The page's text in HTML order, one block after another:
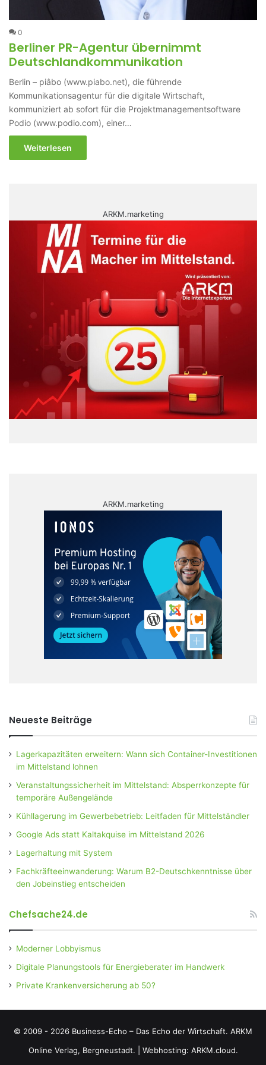
0
Berliner PR-Agentur übernimmt
Deutschlandkommunikation
Berlin – piâbo (www.piabo.net), die führende
Kommunikationsagentur für die digitale Wirtschaft,
kommuniziert ab sofort für die Projektmanagementsoftware
Podio (www.podio.com), einer…
Weiterlesen
ARKM.marketing
ARKM.marketing
Neueste Beiträge
Lagerkapazitäten erweitern: Wann sich Container-Investitionen
im Mittelstand lohnen
Veranstaltungssicherheit im Mittelstand: Absperrkonzepte für
temporäre Außengelände
Kühllagerung im Gewerbebetrieb: Leitfaden für Mittelständler
Google Ads statt Kaltakquise im Mittelstand 2026
Lagerhaltung mit System
Fachkräfteeinwanderung: Warum B2-Deutschkenntnisse über
den Jobeinstieg entscheiden
Chefsache24.de
Moderner Lobbyismus
Digitale Planungstools für Energieberater im Handwerk
Private Krankenversicherung ab 50?
© 2009 - 2026 Business-Echo – Das Echo der Wirtschaft. ARKM
Online Verlag, Bergneustadt.
Webhosting: ARKM.cloud.